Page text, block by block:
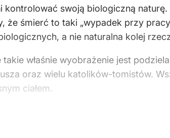
kontrolować swoją biologiczną
że śmierć to taki „wypadek przy
a nie naturalna kolej
właśnie wyobrażenie jest
oraz wielu katolików-tomistów.
ciałem.